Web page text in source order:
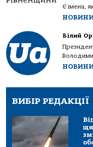
Є імена,
Білий
ВИБІР РЕДАКЦІЇ